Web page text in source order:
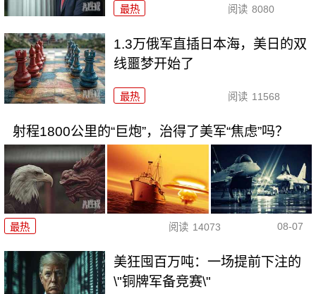
最热 阅读 8080
1.3万俄军直插日本海，美日的双
线噩梦开始了
最热 阅读 11568
射程1800公里的“巨炮”，治得了美军“焦虑”吗？
最热 阅读 14073 08-07
美狂囤百万吨：一场提前下注的
\"铜牌军备竞赛\"